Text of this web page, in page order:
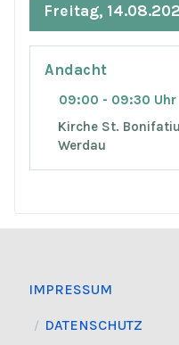
Freitag,
Andacht
09:00 - 09:30 Uhr
Kirche St.
Werdau
IMPRESSUM
DATENSCHUTZ